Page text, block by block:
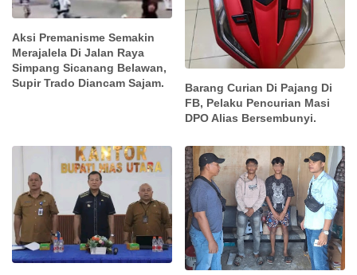
Aksi Premanisme Semakin
Merajalela Di Jalan Raya
Simpang Sicanang Belawan,
Supir Trado Diancam Sajam.
Barang Curian Di Pajang Di
FB, Pelaku Pencurian Masi
DPO Alias Bersembunyi.